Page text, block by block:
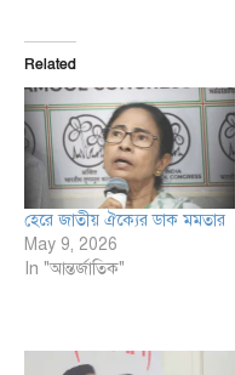
Related
হেরে জাতীয় ঐক্যের ডাক মমতার
May 9, 2026
In "আন্তর্জাতিক"